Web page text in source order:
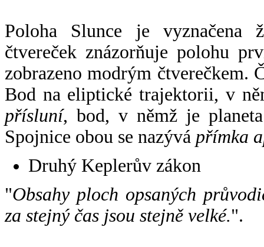
Poloha Slunce je vyznačena
čtvereček znázorňuje polohu
zobrazeno modrým čtverečkem.
Bod na eliptické trajektorii, v
přísluní, bod, v němž je
Spojnice obou se nazývá přímka
Druhý Keplerův zákon
"Obsahy ploch opsaných
za stejný čas jsou stejně velké.".